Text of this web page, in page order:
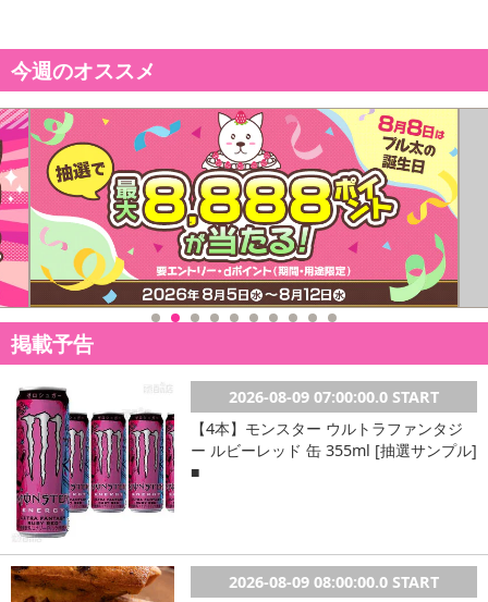
今週のオススメ
掲載予告
2026-08-09 07:00:00.0 START
【4本】モンスター ウルトラファンタジ
ー ルビーレッド 缶 355ml [抽選サンプル]
■
2026-08-09 08:00:00.0 START